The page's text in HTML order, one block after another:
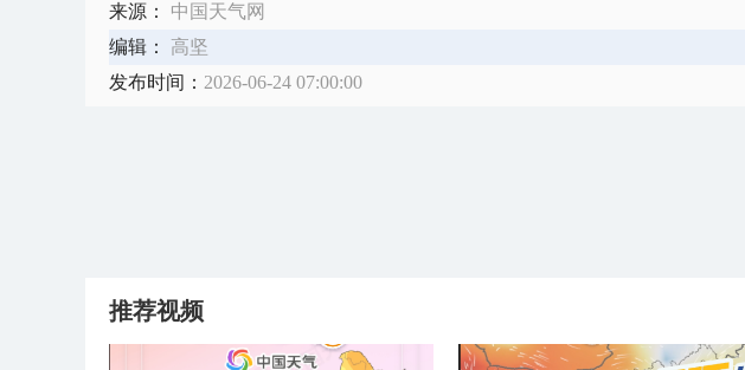
来源：
中国天气网
编辑：
高坚
发布时间： 2026-06-24 07:00:00
推荐视频